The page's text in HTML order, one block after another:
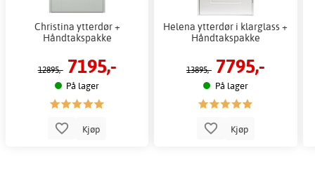
Christina ytterdør +
Håndtakspakke
12895,- 7195,-
På lager
Kjøp
Helena ytterdør i klarglass +
Håndtakspakke
13895,- 7795,-
På lager
Kjøp